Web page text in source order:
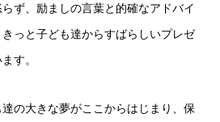
ず、励ましの言葉と的確なアドバイ
っと子ども達からすばらしいプレゼ
す。
の大きな夢がここからはじまり、保